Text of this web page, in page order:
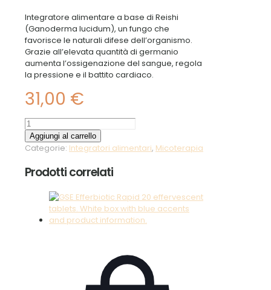
Integratore alimentare a base di Reishi
(Ganoderma lucidum), un fungo che
favorisce le naturali difese dell’organismo.
Grazie all’elevata quantità di germanio
aumenta l’ossigenazione del sangue, regola
la pressione e il battito cardiaco.
31,00 €
Naturetica
Ganoderma
lucidum
quantità
Aggiungi al carrello
Categorie: Integratori alimentari, Micoterapia
Prodotti correlati